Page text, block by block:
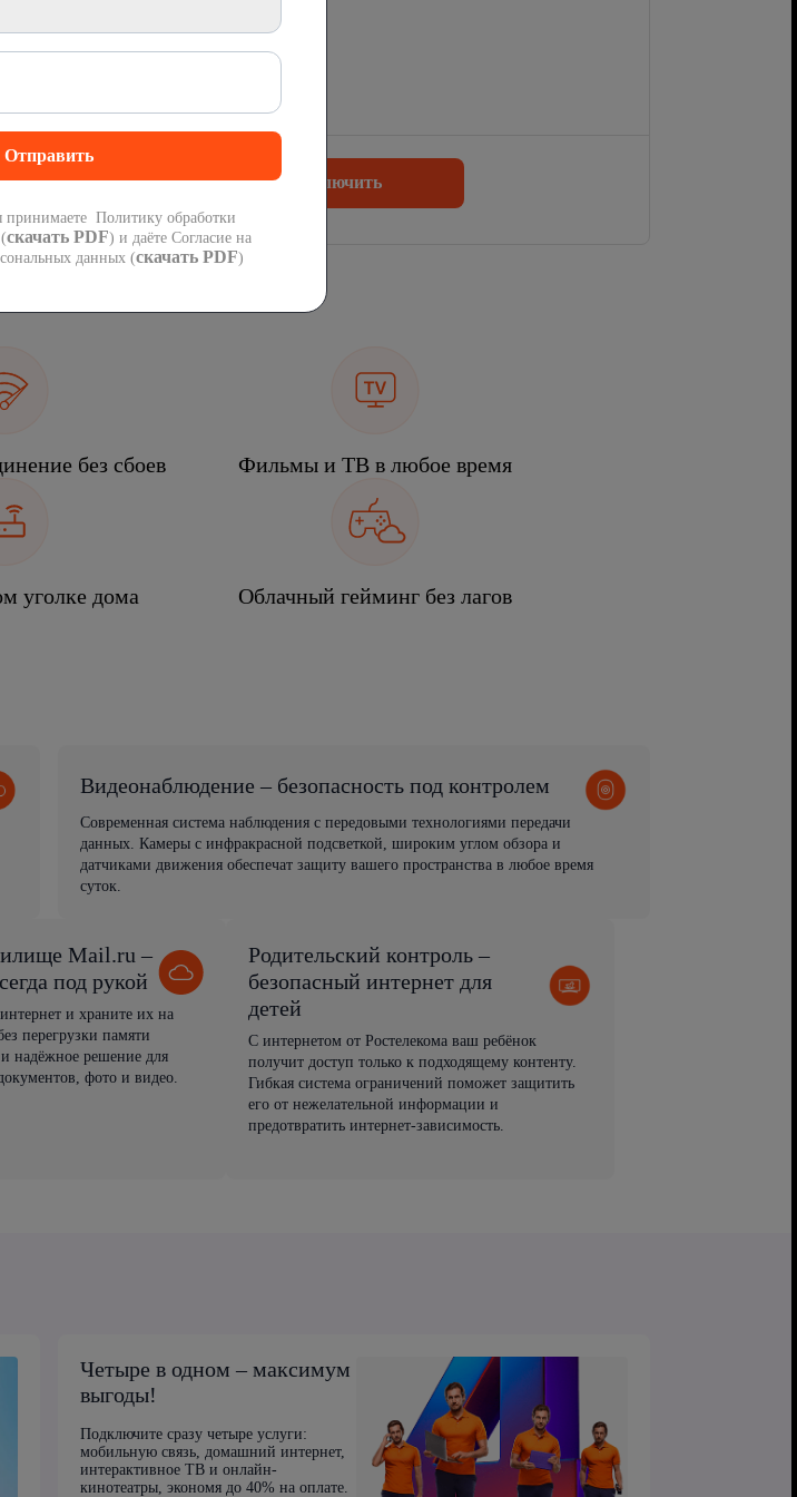
на номера России
номером.
300 Подключить
без сбоев Фильмы и ТВ в любое время
уголке дома Облачный гейминг без лагов
Видеонаблюдение – безопасность под контролем
Современная система наблюдения с передовыми технологиями передачи
данных. Камеры с инфракрасной подсветкой, широким углом обзора и
датчиками движения обеспечат защиту вашего пространства в любое время
суток.
Mail.ru –
под рукой
и храните их на
перегрузки памяти
надёжное решение для
фото и видео.
Родительский контроль –
безопасный интернет для
детей
С интернетом от Ростелекома ваш ребёнок
получит доступ только к подходящему контенту.
Гибкая система ограничений поможет защитить
его от нежелательной информации и
предотвратить интернет-зависимость.
Четыре в одном – максимум
выгоды!
Подключите сразу четыре услуги:
мобильную связь, домашний интернет,
интерактивное ТВ и онлайн-
кинотеатры, экономя до 40% на оплате.
Политику обработки
скачать PDF) и даёте Согласие на
данных (скачать PDF)